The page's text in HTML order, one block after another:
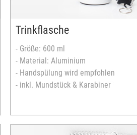
Trinkflasche
- Größe: 600 ml
- Material: Aluminium
- Handspülung wird empfohlen
- inkl. Mundstück & Karabiner
unterschiedliche Kalendarien
versandfertig in 3-5 Tagen